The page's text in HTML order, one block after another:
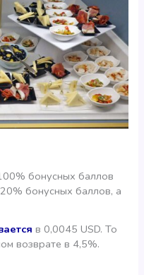
бонусных баллов
бонусных баллов, а
в 0,0045 USD. То
возврате в 4,5%.